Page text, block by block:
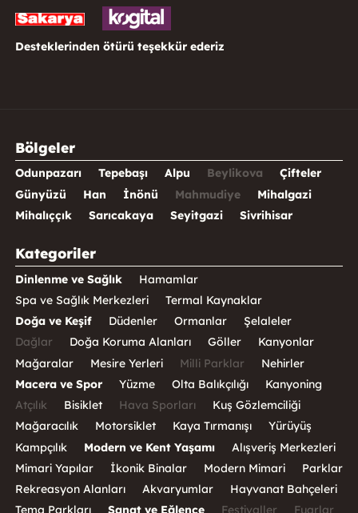
Desteklerinden ötürü teşekkür ederiz
Bölgeler
Odunpazarı Tepebaşı Alpu Beylikova
Çifteler
Günyüzü
Han İnönü Mahmudiye
Mihalgazi
Mihalıççık
Sarıcakaya Seyitgazi Sivrihisar
Kategoriler
Dinlenme ve Sağlık
Hamamlar
Spa ve Sağlık Merkezleri
Termal Kaynaklar
Doğa ve Keşif
Düdenler Ormanlar
Şelaleler
Dağlar
Doğa Koruma Alanları Göller
Kanyonlar
Mağaralar
Mesire Yerleri Milli Parklar
Nehirler
Macera ve Spor
Yüzme Olta Balıkçılığı
Kanyoning
Atçılık
Bisiklet Hava Sporları
Kuş Gözlemciliği
Mağaracılık
Motorsiklet Kaya Tırmanışı
Yürüyüş
Kampçılık
Modern ve Kent Yaşamı
Alışveriş Merkezleri
Mimari Yapılar
İkonik Binalar Modern Mimari
Parklar
Rekreasyon Alanları
Akvaryumlar
Hayvanat Bahçeleri
Tema Parkları
Sanat ve Eğlence Festivaller
Fuarlar